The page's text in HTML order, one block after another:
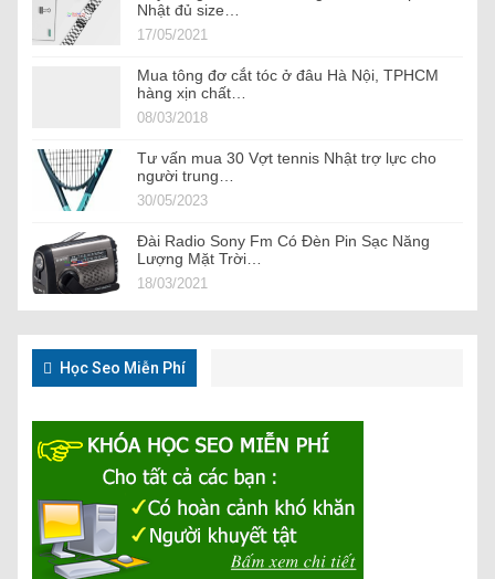
Nhật đủ size…
17/05/2021
Mua tông đơ cắt tóc ở đâu Hà Nội, TPHCM
hàng xịn chất…
08/03/2018
Tư vấn mua 30 Vợt tennis Nhật trợ lực cho
người trung…
30/05/2023
Đài Radio Sony Fm Có Đèn Pin Sạc Năng
Lượng Mặt Trời…
18/03/2021
Học Seo Miễn Phí